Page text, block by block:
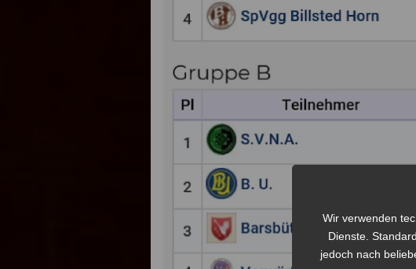
Wir verwenden
Dienste.
jedoch nach